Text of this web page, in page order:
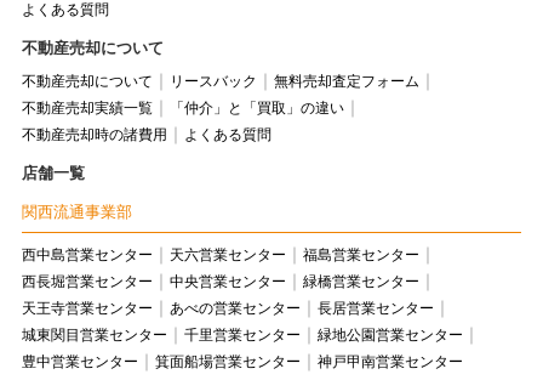
よくある質問
不動産売却について
不動産売却について リースバック
無料売却査定フォーム
不動産売却実績一覧
「仲介」と「買取」の違い
不動産売却時の諸費用
よくある質問
店舗一覧
関西流通事業部
西中島営業センター 天六営業センター
福島営業センター
西長堀営業センター
中央営業センター
緑橋営業センター
天王寺営業センター
あべの営業センター
長居営業センター
城東関目営業センター
千里営業センター
緑地公園営業センター
豊中営業センター
箕面船場営業センター 神戸甲南営業センター